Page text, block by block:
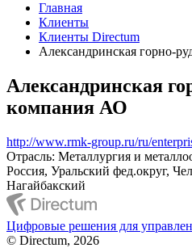
Главная
Клиенты
Клиенты Directum
Александринская горно-
Александринская
компания АО
http://www.rmk-group.ru/ru/
Отрасль: Металлургия и
Россия, Уральский фед.округ,
Нагайбакский
Цифровые решения для
© Directum, 2026